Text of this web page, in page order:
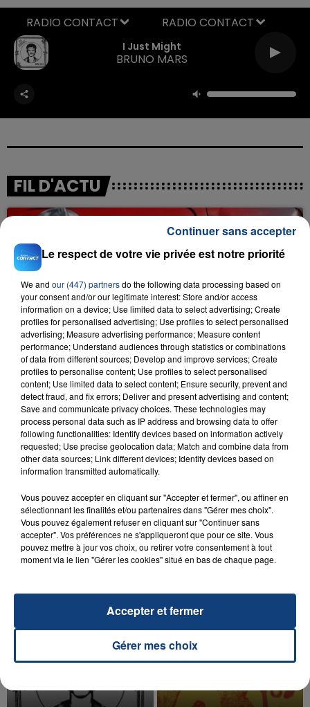
I Just Might
BRUNO MARS
RADIO CONTACT
FIL D'ACTU
23 juillet 2026
INCENDIE MORTEL À LENS : UNE FEMME ET
SON BÉBÉ ENTRE LA VIE ET LA...
Un homme s'est immolé par le feu après avoir
aspergé sa compagne et leur bébé de trois mois
d'un liquide inflammable.
20 juillet 2026
UNE ADOLESCENTE DEVANT SE FAIRE
OPÉRER DE LA CHEVILLE RESSORT DE LA...
La famille a porté plainte contre la clinique qui a
reconnu sa responsabilité et présenté ses
16h04
16h04 16h01
16h01
Le respect de votre vie privée est notre priorité
We and our (447) partnersdo the following data processing based on
your consent and/or our legitimate interest: Store and/or access
information on a device; Use limited data to select advertising; Create
profiles for personalised advertising; Use profiles to select personalised
advertising; Measure advertising performance; Measure content
performance; Understand audiences through statistics or combinations
of data from different sources; Develop and improve services; Create
profiles to personalise content; Use profiles to select personalised
content; Use limited data to select content; Ensure security, prevent and
detect fraud, and fix errors; Deliver and present advertising and content;
Save and communicate privacy choices. These technologies may
process personal data such as IP address and browsing data to offer
following functionalities: Identify devices based on information actively
requested; Use precise geolocation data; Match and combine data from
other data sources; Link different devices; Identify devices based on
information transmitted automatically.
Vous pouvez accepter en cliquant sur "Accepter et fermer", ou affiner en
sélectionnant les finalités et/ou partenaires dans "Gérer mes choix".
Vous pouvez également refuser en cliquant sur "Continuer sans
accepter". Vos préférences ne s'appliqueront que pour ce site. Vous
pouvez mettre à jour vos choix, ou retirer votre consentement à tout
moment via le lien "Gérer les cookies" situé en bas de chaque page.
Gérer mes choix
Accepter et fermer
Continuer sans accepter